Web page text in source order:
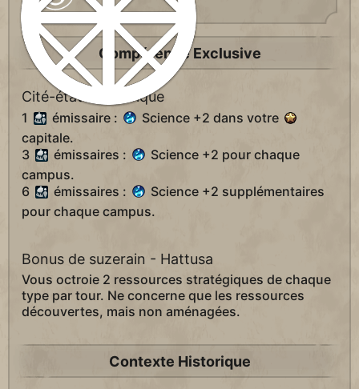
Compétence Exclusive
Cité-état scientifique
1 émissaire :
Science +2 dans votre
capitale.
3
émissaires :
Science +2 pour chaque
campus.
6
émissaires :
Science +2 supplémentaires
pour chaque campus.
Bonus de suzerain - Hattusa
Vous octroie 2 ressources stratégiques de chaque
type par tour. Ne concerne que les ressources
découvertes, mais non aménagées.
Contexte Historique